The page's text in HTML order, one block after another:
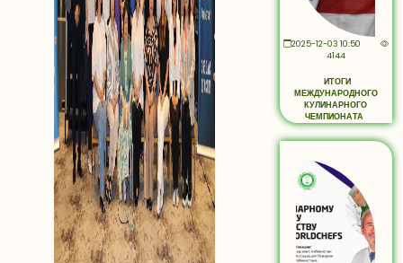
2025-12-03 10:50
4144
ИТОГИ
МЕЖДУНАРОДНОГО
КУЛИНАРНОГО
ЧЕМПИОНАТА